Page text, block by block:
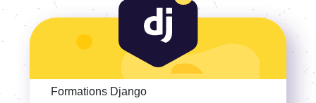
Formations Django
Voir la Formation Django avancé